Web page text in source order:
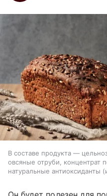
В составе продукта —
овсяные отруби, концентрат
натуральные антиоксиданты